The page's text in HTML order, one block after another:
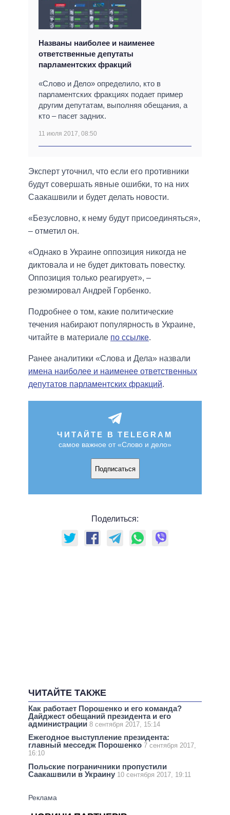
Названы наиболее и наименее
ответственные депутаты
парламентских фракций
«Слово и Дело» определило, кто в
парламентских фракциях подает пример
другим депутатам, выполняя обещания, а
кто – пасет задних.
11 июля 2017, 08:50
Эксперт уточнил, что если его противники
будут совершать явные ошибки, то на них
Саакашвили и будет делать новости.
«Безусловно, к нему будут присоединяться»,
– отметил он.
«Однако в Украине оппозиция никогда не
диктовала и не будет диктовать повестку.
Оппозиция только реагирует», –
резюмировал Андрей Горбенко.
Подробнее о том, какие политические
течения набирают популярность в Украине,
читайте в материале по ссылке.
Ранее аналитики «Слова и Дела» назвали
имена наиболее и наименее ответственных
депутатов парламентских фракций.
ЧИТАЙТЕ В TELEGRAM
самое важное от «Слово и дело»
Подписаться
Поделиться:
ЧИТАЙТЕ ТАКЖЕ
Как работает Порошенко и его команда?
Дайджест обещаний президента и его
администрации 8 сентября 2017, 15:14
Ежегодное выступление президента:
главный месседж Порошенко 7 сентября 2017,
16:10
Польские пограничники пропустили
Саакашвили в Украину 10 сентября 2017, 19:11